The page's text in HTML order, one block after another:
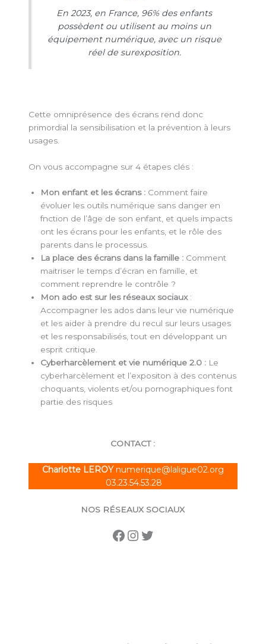
En 2023, en France, 96% des enfants
possèdent ou utilisent au moins un
équipement numérique, avec un risque
réel de surexposition.
Cette omniprésence des écrans rend donc
primordial la sensibilisation et la prévention à leurs
usages.
On vous accompagne sur 4 étapes clés :
Mon enfant et les écrans : Comment faire
évoluer les outils numérique sans danger en
fnction de l’âge de son enfant, et quels impacts
ont les écrans pour les enfants, et le rôle des
parents dans le processus.
La place des écrans dans la famille : Comment
maitriser le temps d’écran en famille, et
comment reprendre le contrôle ?
Mon ado est sur les réseaux sociaux :
Accompagner les ados dans leur vie numérique
et les aider à prendre du recul sur leurs usages
et les responsabilisés, tout en développant un
esprit critique.
Cyberharcèlement et vie numérique 2.0 : Le
cyberharcèlement et l’expositon à des contenus
choquants, violents et/ou pornographiques font
partie des risques
CONTACT :
Charlotte LEROYnumerique@laligue02.org
03.23.54.53.28
NOS RÉSEAUX SOCIAUX